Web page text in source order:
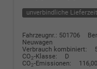
unverbindliche
Fahrzeugnr.: 501706
Neuwagen
Verbrauch kombiniert:
CO2-Klasse:
D
CO2-Emissionen: